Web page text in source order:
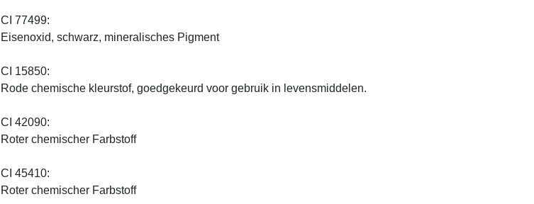
CI 77499:
Eisenoxid, schwarz, mineralisches Pigment
CI 15850:
Rode chemische kleurstof, goedgekeurd voor gebruik in levensmiddelen.
CI 42090:
Roter chemischer Farbstoff
CI 45410:
Roter chemischer Farbstoff